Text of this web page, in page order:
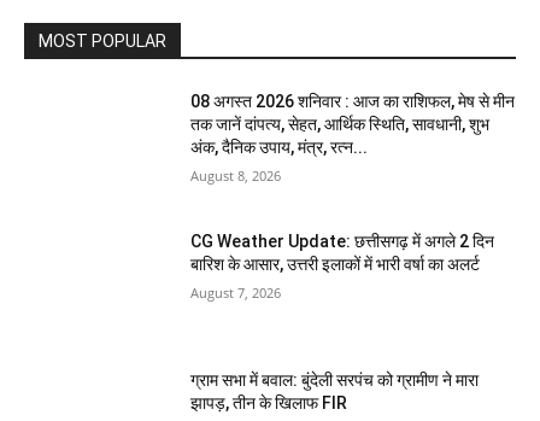
MOST POPULAR
08 अगस्त 2026 शनिवार : आज का राशिफल, मेष से मीन
तक जानें दांपत्य, सेहत, आर्थिक स्थिति, सावधानी, शुभ
अंक, दैनिक उपाय, मंत्र, रत्न...
August 8, 2026
CG Weather Update: छत्तीसगढ़ में अगले 2 दिन
बारिश के आसार, उत्तरी इलाकों में भारी वर्षा का अलर्ट
August 7, 2026
ग्राम सभा में बवाल: बुंदेली सरपंच को ग्रामीण ने मारा
झापड़, तीन के खिलाफ FIR